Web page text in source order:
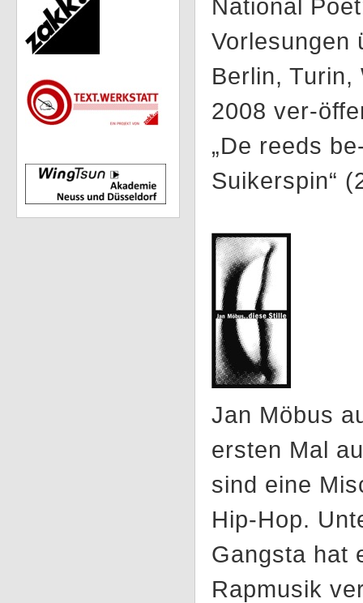
National
Vorlesungen
Berlin, Turin,
2008 ver-
„De reeds
Suikerspin“
Jan Möbus
ersten Mal
sind eine
Hip-Hop.
Gangsta hat
Rapmusik